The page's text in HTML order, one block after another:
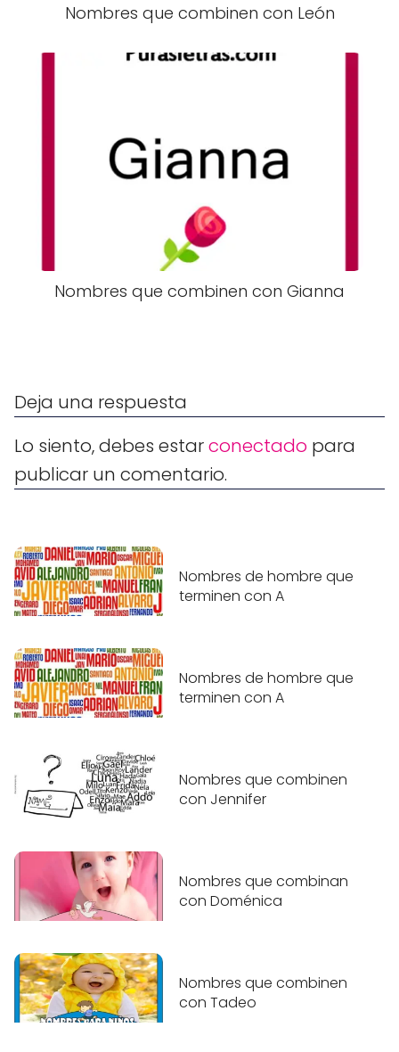
Nombres que combinen con León
Nombres que combinen con Gianna
Deja una respuesta
Lo siento, debes estarconectado para
publicar un comentario.
Nombres de hombre que
terminen con A
Nombres de hombre que
terminen con A
Nombres que combinen
con Jennifer
Nombres que combinan
con Doménica
Nombres que combinen
con Tadeo